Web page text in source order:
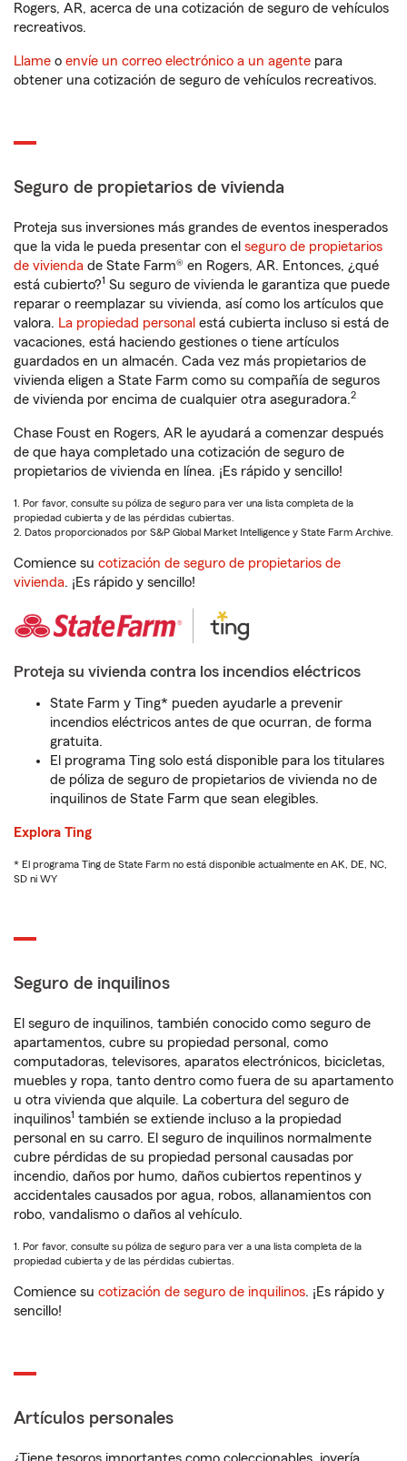
Rogers, AR, acerca de una cotización de seguro de vehículos
recreativos.
Llame o envíe un correo electrónico a un agente para
obtener una cotización de seguro de vehículos recreativos.
Seguro de propietarios de vivienda
Proteja sus inversiones más grandes de eventos inesperados
que la vida le pueda presentar con el seguro de propietarios
de vivienda de State Farm® en Rogers, AR. Entonces, ¿qué
está cubierto?1 Su seguro de vivienda le garantiza que puede
reparar o reemplazar su vivienda, así como los artículos que
valora. La propiedad personal está cubierta incluso si está de
vacaciones, está haciendo gestiones o tiene artículos
guardados en un almacén. Cada vez más propietarios de
vivienda eligen a State Farm como su compañía de seguros
de vivienda por encima de cualquier otra aseguradora.2
Chase Foust en Rogers, AR le ayudará a comenzar después
de que haya completado una cotización de seguro de
propietarios de vivienda en línea. ¡Es rápido y sencillo!
1. Por favor, consulte su póliza de seguro para ver una lista completa de la
propiedad cubierta y de las pérdidas cubiertas.
2. Datos proporcionados por S&P Global Market Intelligence y State Farm Archive.
Comience su cotización de seguro de propietarios de
vivienda. ¡Es rápido y sencillo!
Proteja su vivienda contra los incendios eléctricos
State Farm y Ting* pueden ayudarle a prevenir
incendios eléctricos antes de que ocurran, de forma
gratuita.
El programa Ting solo está disponible para los titulares
de póliza de seguro de propietarios de vivienda no de
inquilinos de State Farm que sean elegibles.
Explora Ting
* El programa Ting de State Farm no está disponible actualmente en AK, DE, NC,
SD ni WY
Seguro de inquilinos
El seguro de inquilinos, también conocido como seguro de
apartamentos, cubre su propiedad personal, como
computadoras, televisores, aparatos electrónicos, bicicletas,
muebles y ropa, tanto dentro como fuera de su apartamento
u otra vivienda que alquile. La cobertura del seguro de
inquilinos1 también se extiende incluso a la propiedad
personal en su carro. El seguro de inquilinos normalmente
cubre pérdidas de su propiedad personal causadas por
incendio, daños por humo, daños cubiertos repentinos y
accidentales causados por agua, robos, allanamientos con
robo, vandalismo o daños al vehículo.
1. Por favor, consulte su póliza de seguro para ver a una lista completa de la
propiedad cubierta y de las pérdidas cubiertas.
Comience su cotización de seguro de inquilinos. ¡Es rápido y
sencillo!
Artículos personales